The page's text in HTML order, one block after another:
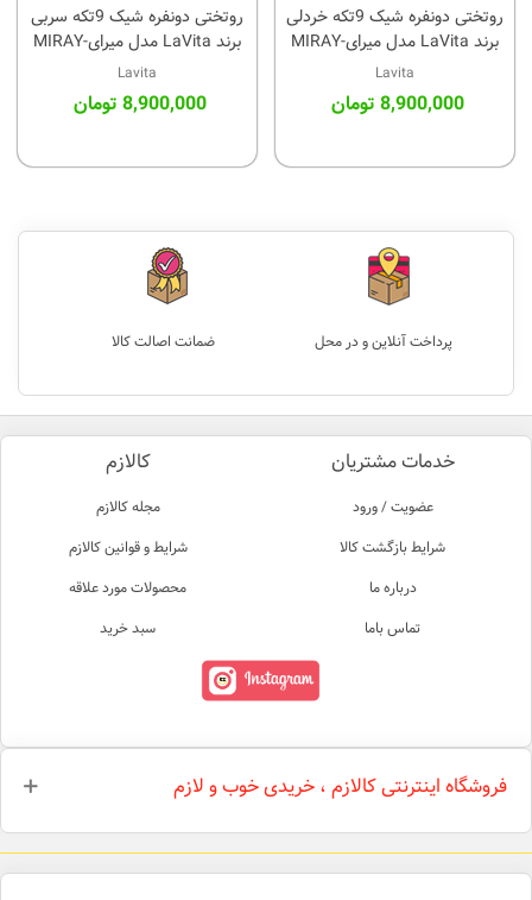
روتختی دونفره شیک 9تکه خردلی
برند LaVita مدل میرایMIRAY-
005
Lavita
8,900,000 تومان
روتختی دونفره شیک 9تکه سربی
برند LaVita مدل میرایMIRAY-
006
Lavita
8,900,000 تومان
پرداخت آنلاین و در محل ضمانت اصالت کالا
خدمات مشتریان
عضویت / ورود
شرایط بازگشت کالا
درباره ما
تماس باما
کالازم
مجله کالازم
شرایط و قوانین کالازم
محصولات مورد علاقه
سبد خرید
فروشگاه اینترنتی کالازم ، خریدی خوب و لازم